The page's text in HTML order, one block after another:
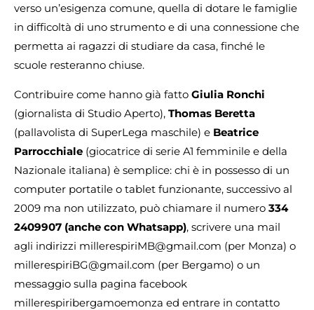
verso un’esigenza comune, quella di dotare le famiglie
in difficoltà di uno strumento e di una connessione che
permetta ai ragazzi di studiare da casa, finché le
scuole resteranno chiuse.
Contribuire come hanno già fatto Giulia Ronchi
(giornalista di Studio Aperto), Thomas Beretta
(pallavolista di SuperLega maschile) e Beatrice
Parrocchiale (giocatrice di serie A1 femminile e della
Nazionale italiana) è semplice: chi è in possesso di un
computer portatile o tablet funzionante, successivo al
2009 ma non utilizzato, può chiamare il numero 334
2409907 (anche con Whatsapp), scrivere una mail
agli indirizzi millerespiriMB@gmail.com (per Monza) o
millerespiriBG@gmail.com (per Bergamo) o un
messaggio sulla pagina facebook
millerespiribergamoemonza ed entrare in contatto